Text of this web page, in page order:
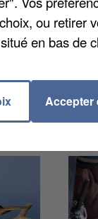
fois, avait
ou retirer
en bas de
Accepter